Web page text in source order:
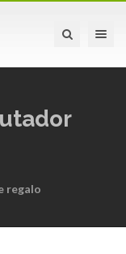
Toggle
regalo